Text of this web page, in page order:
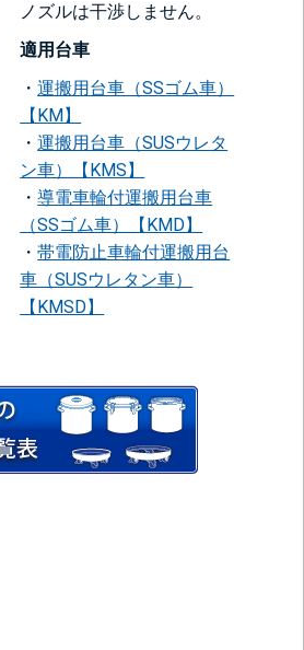
ノズルは干渉しません。
適用台車
・運搬用台車（SSゴム車）
【KM】
・運搬用台車（SUSウレタ
ン車）【KMS】
・導電車輪付運搬用台車
（SSゴム車）【KMD】
・帯電防止車輪付運搬用台
車（SUSウレタン車）
【KMSD】